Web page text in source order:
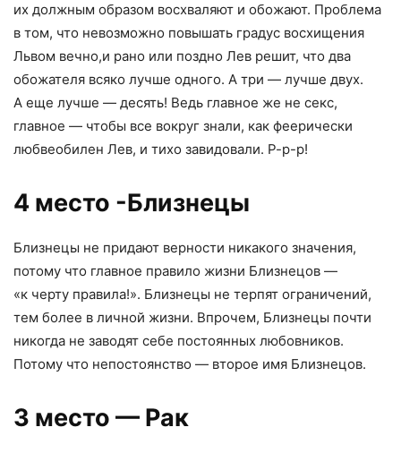
их должным образом восхваляют и обожают. Проблема
в том, что невозможно повышать градус восхищения
Львом вечно,и рано или поздно Лев решит, что два
обожателя всяко лучше одного. А три — лучше двух.
А еще лучше — десять! Ведь главное же не секс,
главное — чтобы все вокруг знали, как феерически
любвеобилен Лев, и тихо завидовали. Р-р-р!
4 место -Близнецы
Близнецы не придают верности никакого значения,
потому что главное правило жизни Близнецов —
«к черту правила!». Близнецы не терпят ограничений,
тем более в личной жизни. Впрочем, Близнецы почти
никогда не заводят себе постоянных любовников.
Потому что непостоянство — второе имя Близнецов.
3 место — Рак